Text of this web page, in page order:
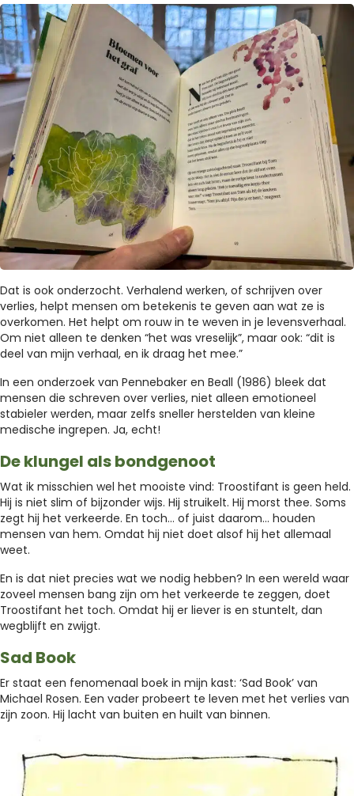
Dat is ook onderzocht. Verhalend werken, of schrijven over
verlies, helpt mensen om betekenis te geven aan wat ze is
overkomen. Het helpt om rouw in te weven in je levensverhaal.
Om niet alleen te denken “het was vreselijk”, maar ook: “dit is
deel van mijn verhaal, en ik draag het mee.”
In een onderzoek van Pennebaker en Beall (1986) bleek dat
mensen die schreven over verlies, niet alleen emotioneel
stabieler werden, maar zelfs sneller herstelden van kleine
medische ingrepen. Ja, echt!
De klungel als bondgenoot
Wat ik misschien wel het mooiste vind: Troostifant is geen held.
Hij is niet slim of bijzonder wijs. Hij struikelt. Hij morst thee. Soms
zegt hij het verkeerde. En toch… of juist daarom… houden
mensen van hem. Omdat hij niet doet alsof hij het allemaal
weet.
En is dat niet precies wat we nodig hebben? In een wereld waar
zoveel mensen bang zijn om het verkeerde te zeggen, doet
Troostifant het toch. Omdat hij er liever is en stuntelt, dan
wegblijft en zwijgt.
Sad Book
Er staat een fenomenaal boek in mijn kast: ‘Sad Book’ van
Michael Rosen. Een vader probeert te leven met het verlies van
zijn zoon. Hij lacht van buiten en huilt van binnen.